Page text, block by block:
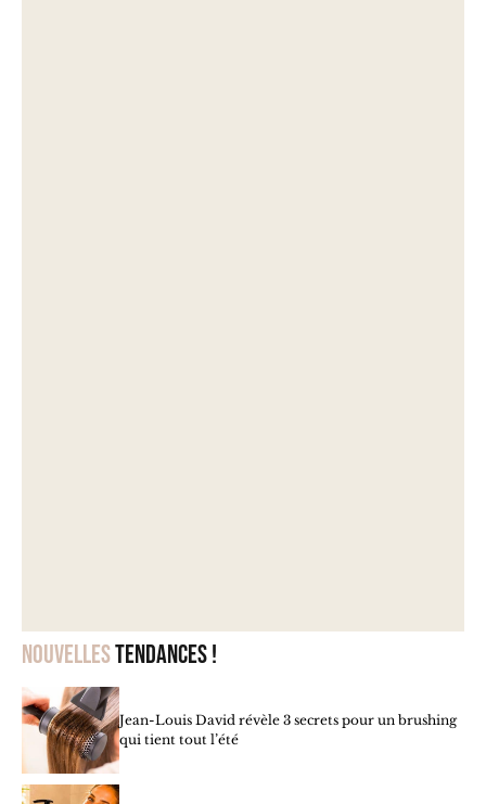
Nouvellestendances !
Jean-Louis David révèle 3 secrets pour un brushing
qui tient tout l’été